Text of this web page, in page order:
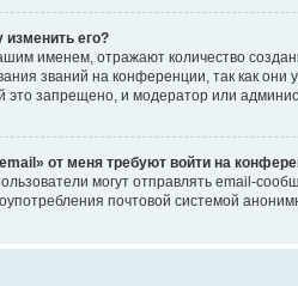
изменить его?
именем, отражают количество
званий на конференции, так как
запрещено, и модератор или
от меня требуют войти на
могут отправлять email-
почтовой системой